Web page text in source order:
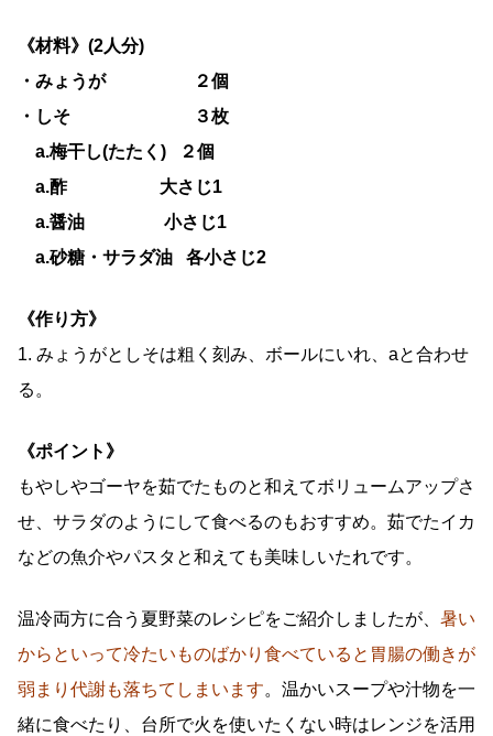
《材料》(2人分)
・みょうが ２個
・しそ ３枚
a.梅干し(たたく)
２個
a.酢 大さじ1
a.醤油 小さじ1
a.砂糖・サラダ油 各小さじ2
《作り方》
1. みょうがとしそは粗く刻み、ボールにいれ、 aと合わせ
る。
《ポイント》
もやしやゴーヤを茹でたものと和えてボリュームアップさ
せ、サラダのようにして食べるのもおすすめ。茹でたイカ
などの魚介やパスタと和えても美味しいたれです。
温冷両方に合う夏野菜のレシピをご紹介しましたが、 暑い
からといって冷たいものばかり食べていると胃腸の働きが
弱まり代謝も落ちてしまいます。温かいスープや汁物を一
緒に食べたり、台所で火を使いたくない時はレンジを活用